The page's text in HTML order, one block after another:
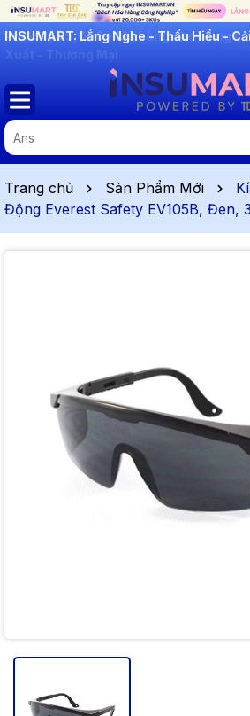
INSUMART: Lắng Nghe - Thấu Hiểu -
Trang chủ Sản Phẩm Mới
Động Everest Safety EV105B, Đen,